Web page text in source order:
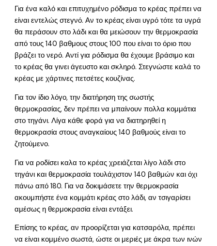
Για ένα καλό και επιτυχημένο ρόδισμα το κρέας πρέπει να
είναι εντελώς στεγνό. Αν το κρέας είναι υγρό τότε τα υγρά
θα περάσουν στο λάδι και θα μειώσουν την θερμοκρασία
από τους 140 βαθμους στους 100 που είναι το όριο που
βράζει το νερό. Αντί για ρόδισμα θα έχουμε βράσιμο και
το κρέας θα γινει άγευστο και σκληρό. Στεγνώστε καλά το
κρέας με χάρτινες πετσέτες κουζίνας.
Για τον ίδιο λόγο, την διατήρηση της σωστής
θερμοκρασίας, δεν πρέπει να μπαίνουν πολλα κομμάτια
στο τηγάνι. Λίγα κάθε φορά για να διατηρηθεί η
θερμοκρασία στους αναγκαίους 140 βαθμούς είναι το
ζητούμενο.
Για να ροδίσει καλα το κρέας χρειάζεται λίγο λάδι στο
τηγάνι και θερμοκρασία τουλάχιστον 140 βαθμών και όχι
πάνω από 180. Για να δοκιμάσετε την θερμοκρασία
ακουμπήστε ένα κομμάτι κρέας στο λάδι, αν τσιγαρίσει
αμέσως η θερμοκρασία είναι εντάξει.
Επίσης το κρέας, αν προορίζεται για κατσαρόλα, πρέπει
να είναι κομμένο σωστά, ώστε οι μεριές με άκρα των ινών